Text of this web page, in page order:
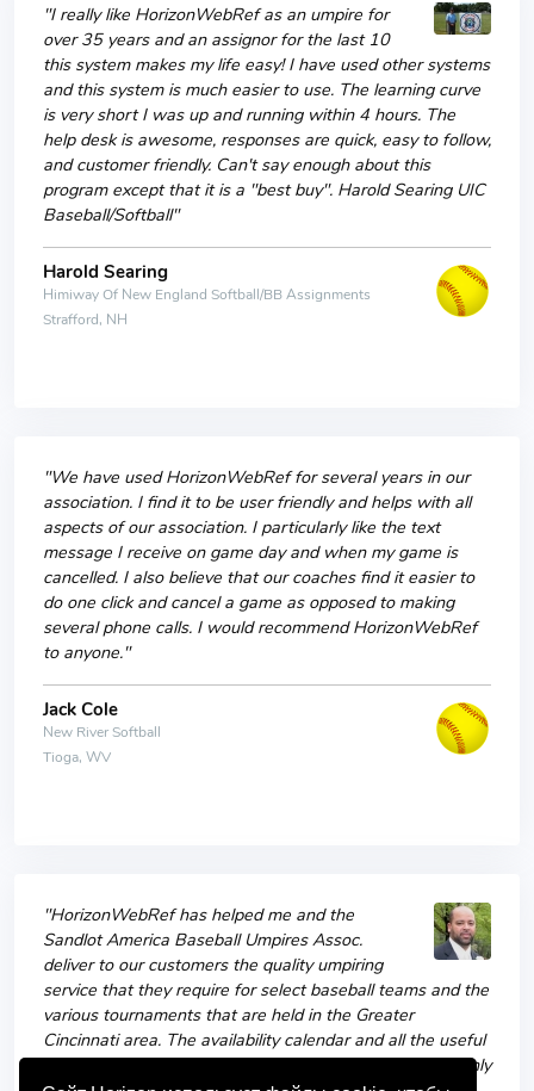
"I really like HorizonWebRef as an umpire for
over 35 years and an assignor for the last 10
this system makes my life easy! I have used other systems
and this system is much easier to use. The learning curve
is very short I was up and running within 4 hours. The
help desk is awesome, responses are quick, easy to follow,
and customer friendly. Can't say enough about this
program except that it is a "best buy". Harold Searing UIC
Baseball/Softball"
Harold Searing
Himiway Of New England Softball/BB Assignments
Strafford, NH
"We have used HorizonWebRef for several years in our
association. I find it to be user friendly and helps with all
aspects of our association. I particularly like the text
message I receive on game day and when my game is
cancelled. I also believe that our coaches find it easier to
do one click and cancel a game as opposed to making
several phone calls. I would recommend HorizonWebRef
to anyone."
Jack Cole
New River Softball
Tioga, WV
"HorizonWebRef has helped me and the
Sandlot America Baseball Umpires Assoc.
deliver to our customers the quality umpiring
service that they require for select baseball teams and the
various tournaments that are held in the Greater
Cincinnati area. The availability calendar and all the useful
tools that are within the website are user-friendly, not only